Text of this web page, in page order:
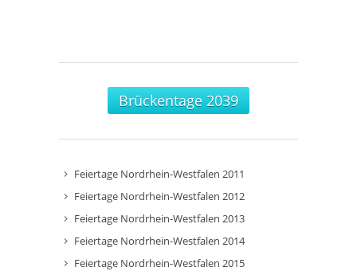
Brückentage 2039
Feiertage Nordrhein-Westfalen 2011
Feiertage Nordrhein-Westfalen 2012
Feiertage Nordrhein-Westfalen 2013
Feiertage Nordrhein-Westfalen 2014
Feiertage Nordrhein-Westfalen 2015